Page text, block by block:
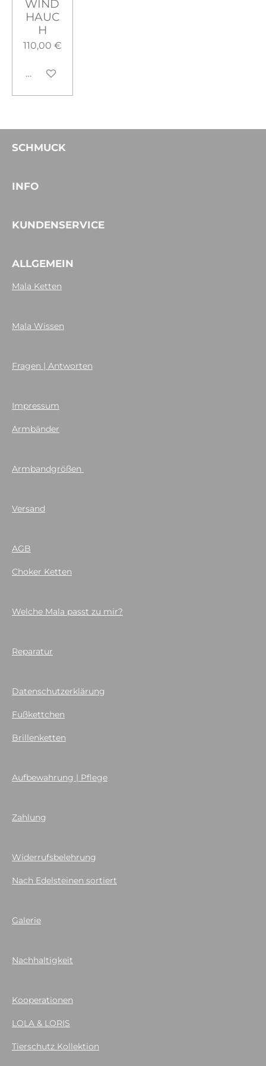
WIND
HAUC
H
110,00 €
In den Warenkorb
SCHMUCK
INFO
KUNDENSERVICE
ALLGEMEIN
Mala Ketten
Mala Wissen
Fragen | Antworten
Impressum
Armbänder
Armbandgrößen
Versand
AGB
Choker Ketten
Welche Mala passt zu mir?
Reparatur
Datenschutzerklärung
Fußkettchen
Brillenketten
Aufbewahrung | Pflege
Zahlung
Widerrufsbelehrung
Nach Edelsteinen sortiert
Galerie
Nachhaltigkeit
Kooperationen
LOLA & LORIS
Tierschutz Kollektion